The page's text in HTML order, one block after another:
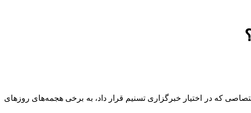
که در اختیار خبرگزاری تسنیم قرار داد، به برخی هجمه‌های روزهای